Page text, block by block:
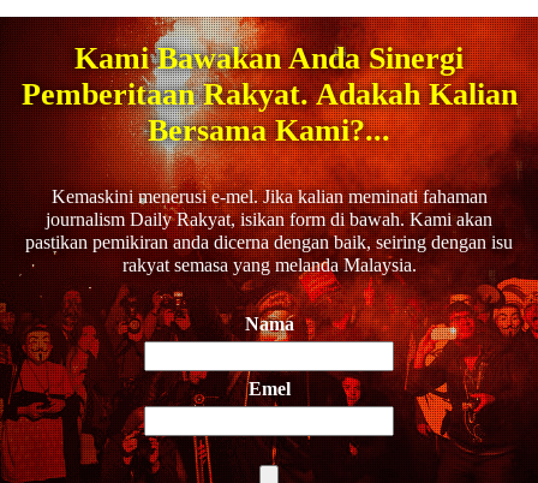
Kami Bawakan Anda Sinergi
Pemberitaan Rakyat. Adakah Kalian
Bersama Kami?...
Kemaskini menerusi e-mel. Jika kalian meminati fahaman
journalism Daily Rakyat, isikan form di bawah. Kami akan
pastikan pemikiran anda dicerna dengan baik, seiring dengan isu
rakyat semasa yang melanda Malaysia.
Nama
Emel